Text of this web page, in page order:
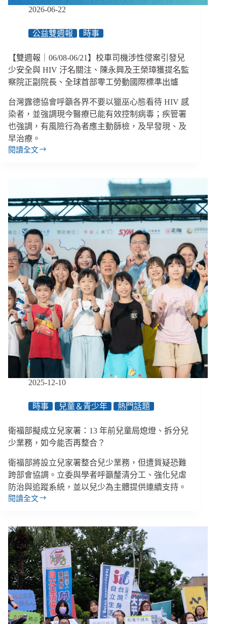
2026-06-22
公益雙週報 時事
【雙週報｜06/08-06/21】校車司機涉性侵案引發兒
少安全與 HIV 汙名關注、陳永興及王榮璋獲提名監
察院正副院長、全球首部零工勞動國際標準出爐
台灣露德協會呼籲各界不要以獵巫心態看待 HIV 感
染者，並強調現今醫療已能有效控制病毒；疾管署
也強調，有風險行為者應主動篩檢，及早發現、及
早治療。
閱讀全文
【雙
06/21】
校
司
機
涉
性
侵
案
引
發
兒
少
安
全
陳
永
及
王
榮
璋
獲
監
察
院
正
副
院
長、
全
球
2025-12-10
時事 兒童＆青少年 熱門話題
衛福部擬成立兒家署：13 年前兒童局熄燈、拆分兒
少業務，如今能否再整合？
衛福部將設立兒家署整合兒少業務，但遭質疑恐難
跨部會協調。立委與學者呼籲釐清分工、強化兒虐
防治與追蹤系統，並以兒少為主體提供連續支持。
閱讀全文
衛
擬
成
立
兒
家
署：
13
年
前